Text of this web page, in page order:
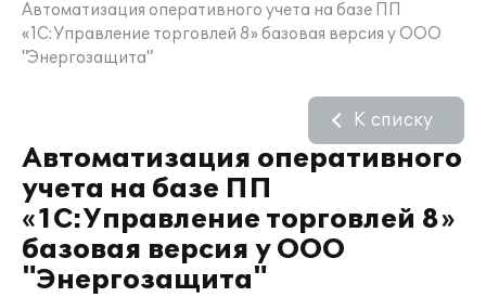
Автоматизация оперативного учета на базе ПП
«1С:Управление торговлей 8» базовая версия у ООО
"Энергозащита"
Автоматизация оперативного
учета на базе ПП
«1С:Управление торговлей 8»
базовая версия у ООО
"Энергозащита"
К списку